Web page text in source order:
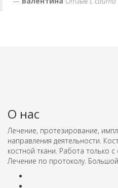
О нас
Лечение, протезирование,
направления деятельности.
костной ткани. Работа только
Лечение по протоколу.